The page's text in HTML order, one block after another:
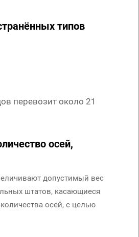
типов
перевозит около 21
осей,
допустимый вес
штатов, касающиеся
осей, с целью